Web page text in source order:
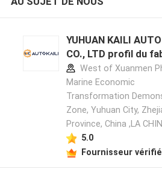
YUHUAN KAILI
CO., LTD profil du
West of Xuanmen
Marine Economic
Transformation
Zone, Yuhuan City,
Province, China ,LA
5.0
Fournisseur vérifié